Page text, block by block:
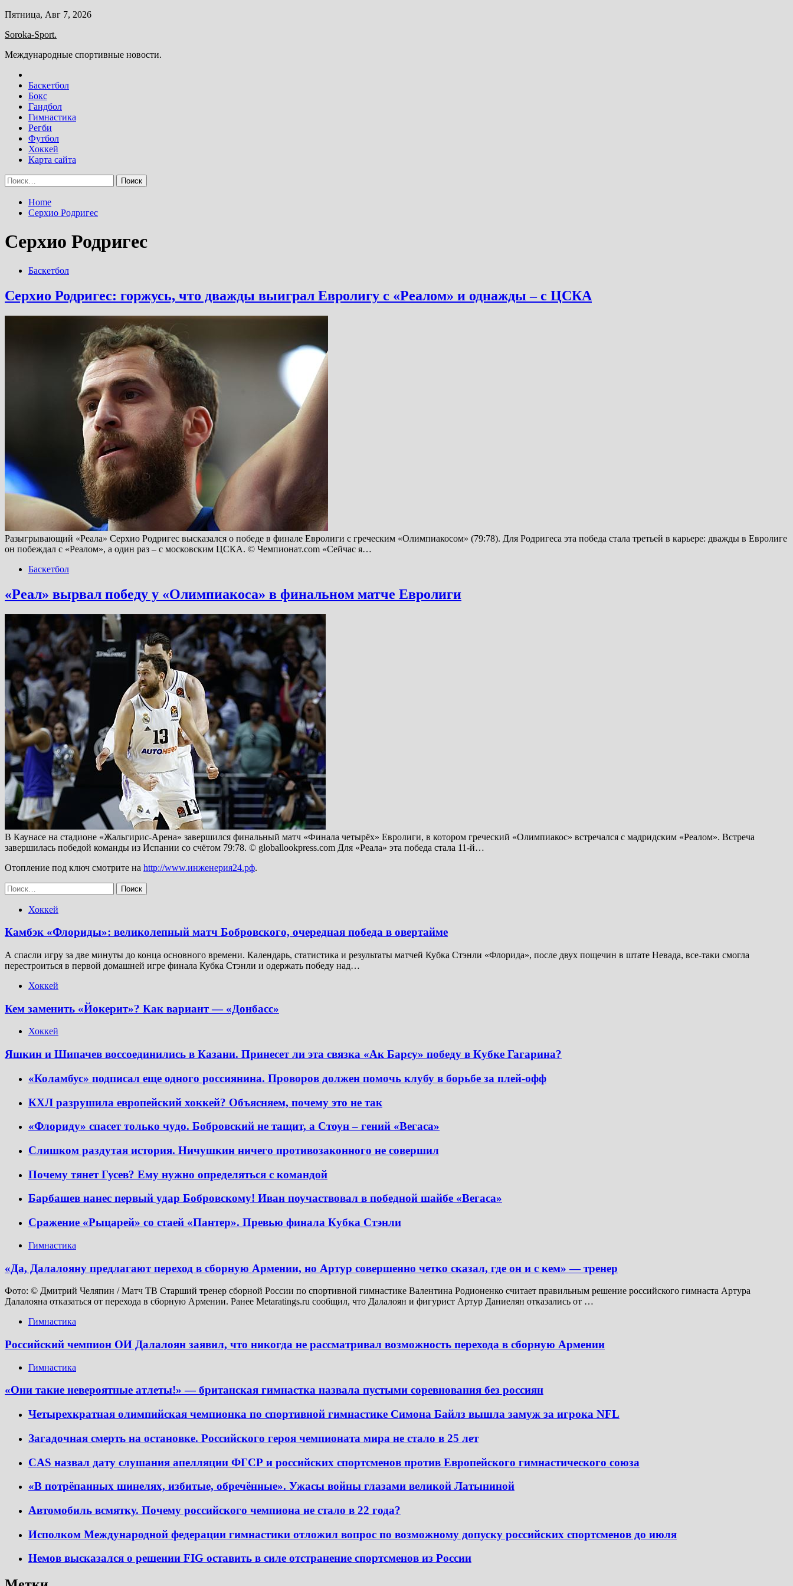
Skip
content
Пятница, Авг 7, 2026
Soroka-Sport.
Международные спортивные новости.
Баскетбол
Бокс
Гандбол
Гимнастика
Регби
Футбол
Хоккей
Карта сайта
Найти:
Home
Серхио Родригес
Серхио Родригес
Баскетбол
Серхио Родригес: горжусь, что дважды выиграл Евролигу с «Реалом» и однажды – с ЦСКА
Разыгрывающий «Реала» Серхио Родригес высказался о победе в финале Евролиги с греческим «Олимпиакосом» (79:78). Для Родригеса эта победа стала третьей в карьере: дважды в Евролиге
он побеждал с «Реалом», а один раз – с московским ЦСКА. © Чемпионат.com «Сейчас я…
Баскетбол
«Реал» вырвал победу у «Олимпиакоса» в финальном матче Евролиги
В Каунасе на стадионе «Жальгирис-Арена» завершился финальный матч «Финала четырёх» Евролиги, в котором греческий «Олимпиакос» встречался с мадридским «Реалом». Встреча
завершилась победой команды из Испании со счётом 79:78. © globallookpress.com Для «Реала» эта победа стала 11-й…
Отопление под ключ смотрите на http://www.инженерия24.рф.
Найти:
Хоккей
Камбэк «Флориды»: великолепный матч Бобровского, очередная победа в овертайме
А спасли игру за две минуты до конца основного времени. Календарь, статистика и результаты матчей Кубка Стэнли «Флорида», после двух пощечин в штате Невада, все-таки смогла
перестроиться в первой домашней игре финала Кубка Стэнли и одержать победу над…
Хоккей
Кем заменить «Йокерит»? Как вариант — «Донбасс»
Хоккей
Яшкин и Шипачев воссоединились в Казани. Принесет ли эта связка «Ак Барсу» победу в Кубке Гагарина?
«Коламбус» подписал еще одного россиянина. Проворов должен помочь клубу в борьбе за плей-офф
КХЛ разрушила европейский хоккей? Объясняем, почему это не так
«Флориду» спасет только чудо. Бобровский не тащит, а Стоун – гений «Вегаса»
Слишком раздутая история. Ничушкин ничего противозаконного не совершил
Почему тянет Гусев? Ему нужно определяться с командой
Барбашев нанес первый удар Бобровскому! Иван поучаствовал в победной шайбе «Вегаса»
Сражение «Рыцарей» со стаей «Пантер». Превью финала Кубка Стэнли
Гимнастика
«Да, Далалояну предлагают переход в сборную Армении, но Артур совершенно четко сказал, где он и с кем» — тренер
Фото: © Дмитрий Челяпин / Матч ТВ Старший тренер сборной России по спортивной гимнастике Валентина Родионенко считает правильным решение российского гимнаста Артура
Далалояна отказаться от перехода в сборную Армении. Ранее Metaratings.ru сообщил, что Далалоян и фигурист Артур Даниелян отказались от …
Гимнастика
Российский чемпион ОИ Далалоян заявил, что никогда не рассматривал возможность перехода в сборную Армении
Гимнастика
«Они такие невероятные атлеты!» — британская гимнастка назвала пустыми соревнования без россиян
Четырехкратная олимпийская чемпионка по спортивной гимнастике Симона Байлз вышла замуж за игрока NFL
Загадочная смерть на остановке. Российского героя чемпионата мира не стало в 25 лет
CAS назвал дату слушания апелляции ФГСР и российских спортсменов против Европейского гимнастического союза
«В потрёпанных шинелях, избитые, обречённые». Ужасы войны глазами великой Латыниной
Автомобиль всмятку. Почему российского чемпиона не стало в 22 года?
Исполком Международной федерации гимнастики отложил вопрос по возможному допуску российских спортсменов до июля
Немов высказался о решении FIG оставить в силе отстранение спортсменов из России